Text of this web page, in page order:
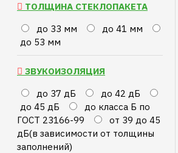
ТОЛЩИНА СТЕКЛОПАКЕТА
до 33 мм
до 41 мм
до 53 мм
ЗВУКОИЗОЛЯЦИЯ
до 37 дБ
до 42 дБ
до 45 дБ
до класса Б по
ГОСТ 23166-99
от 39 до 45
дБ(в зависимости от толщины
заполнений)